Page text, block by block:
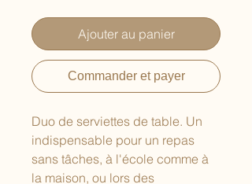
Ajouter au panier
Commander et payer
Duo de serviettes de table. Un
indispensable pour un repas
sans tâches, à l'école comme à
la maison, ou lors des